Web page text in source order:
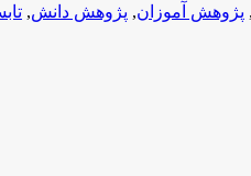
, پژوهش آموزان, پژوهش دانش,